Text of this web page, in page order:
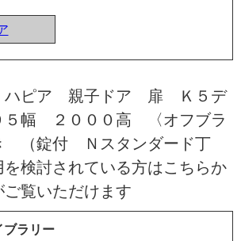
ハピア 親子ドア 扉 Ｋ５デ
幅 ２０００高 〈オフブラ
（錠付 Ｎスタンダード丁
検討されている方はこちらか
覧いただけます
ブラリー